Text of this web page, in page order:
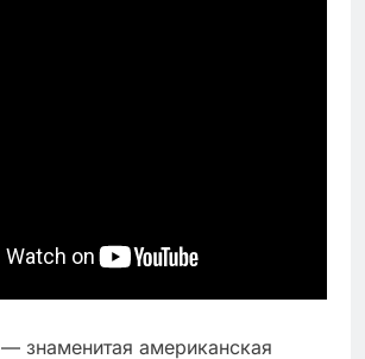
— знаменитая американская